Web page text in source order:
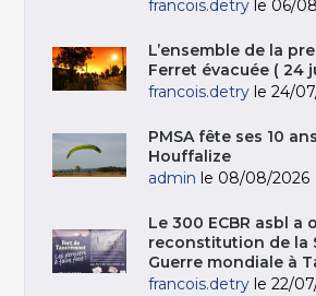
francois.detry le 06/
L’ensemble de la
Ferret évacuée ( 24
francois.detry le 24/
PMSA fête ses 10
Houffalize
admin le 08/08/2026
Le 300 ECBR asbl a
reconstitution de la
Guerre mondiale à
francois.detry le 22/